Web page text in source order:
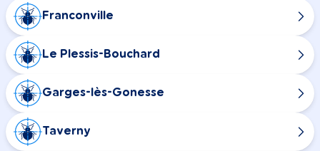
Franconville
Le Plessis-Bouchard
Garges-lès-Gonesse
Taverny